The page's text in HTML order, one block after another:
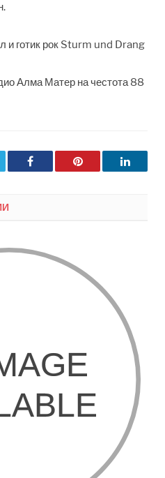
и готик рок Sturm und Drang
Алма Матер на честота 88
Facebook Pinterest